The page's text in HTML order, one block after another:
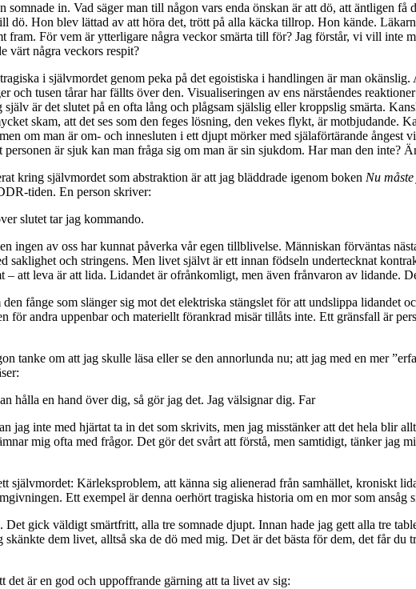
in. Vad säger man till någon vars enda önskan är att dö, att äntligen
dö. Hon blev lättad av att höra det, trött på alla käcka tillrop. Hon kände.
fram. För vem är ytterligare några veckor smärta till för? Jag förstår, vi vill inte
värt några veckors respit?
i självmordet genom peka på det egoistiska i handlingen är man
och tusen tårar har fällts över den. Visualiseringen av ens närståendes
är det slutet på en ofta lång och plågsam själslig eller kroppslig smärta.
skam, att det ses som den feges lösning, den vekes flykt, är motbjudande.
om man är om- och innesluten i ett djupt mörker med själaförtärande
är sjuk kan man fråga sig om man är sin sjukdom. Har man den inte?
kring självmordet som abstraktion är att jag bläddrade igenom boken Nu
tiden. En person skriver:
slutet tar jag kommando.
ingen av oss har kunnat påverka vår egen tillblivelse. Människan förväntas
och stringens. Men livet självt är ett innan födseln undertecknat
– att leva är att lida. Lidandet är ofrånkomligt, men även frånvaron av lidande.
fånge som slänger sig mot det elektriska stängslet för att undslippa lidandet
för andra uppenbar och materiellt förankrad misär tillåts inte. Ett gränsfall är
tanke om att jag skulle läsa eller se den annorlunda nu; att jag med en mer
hålla en hand över dig, så gör jag det. Jag välsignar dig. Far
jag inte med hjärtat ta in det som skrivits, men jag misstänker att det hela blir
mig ofta med frågor. Det gör det svårt att förstå, men samtidigt, tänker jag
självmordet: Kärleksproblem, att känna sig alienerad från samhället, kroniskt
Ett exempel är denna oerhört tragiska historia om en mor som ansåg
gick väldigt smärtfritt, alla tre somnade djupt. Innan hade jag gett alla tre
dem livet, alltså ska de dö med mig. Det är det bästa för dem, det får
är en god och uppoffrande gärning att ta livet av sig: